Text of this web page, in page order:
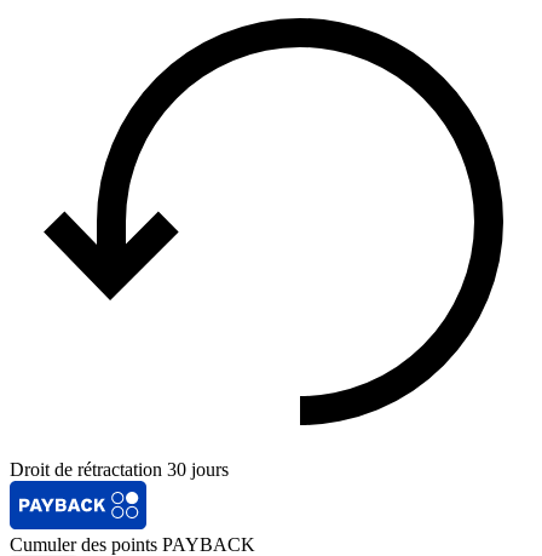
Droit de rétractation 30 jours
Cumuler des points PAYBACK